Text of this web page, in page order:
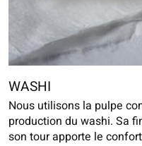
WASHI
Nous utilisons la pulpe
production du washi. Sa
son tour apporte le